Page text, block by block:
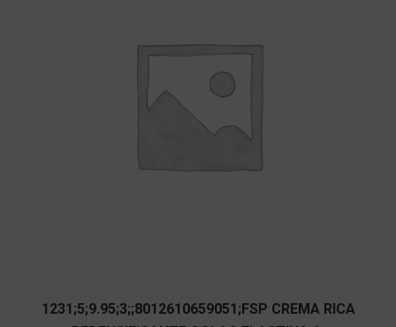
1231;5;9.95;3;;8012610659051;FSP CREMA RICA